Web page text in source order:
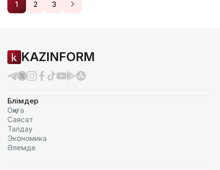
1 2 3
KAZINFORM
Бөлімдер
Оқиға
Саясат
Талдау
Экономика
Әлемде